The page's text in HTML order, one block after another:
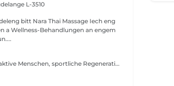
L-3510
bitt Nara Thai Massage Iech eng
a Wellness-Behandlungen an engem
Eine gezielte Massage für aktive Menschen, sportliche Regeneration und die Pflege der Muskulatur. Durch intensive Drucktechniken werden Muskelverspannungen gelöst, Verhärtungen reduziert, die Beweglichkeit verbessert und die Regeneration nach körperlicher Belastung unterstützt.